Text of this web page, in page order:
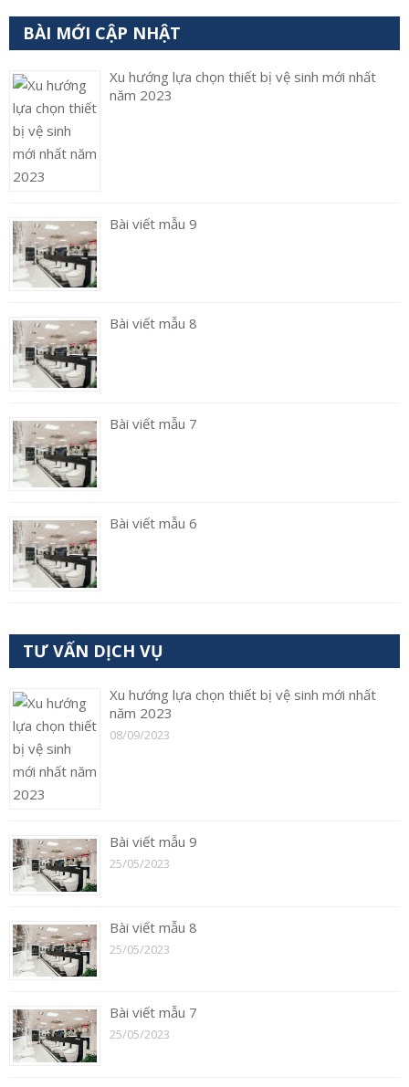
BÀI MỚI CẬP NHẬT
Xu hướng lựa chọn thiết bị vệ sinh mới nhất
năm 2023
Bài viết mẫu 9
Bài viết mẫu 8
Bài viết mẫu 7
Bài viết mẫu 6
TƯ VẤN DỊCH VỤ
Xu hướng lựa chọn thiết bị vệ sinh mới nhất
năm 2023
08/09/2023
Bài viết mẫu 9
25/05/2023
Bài viết mẫu 8
25/05/2023
Bài viết mẫu 7
25/05/2023